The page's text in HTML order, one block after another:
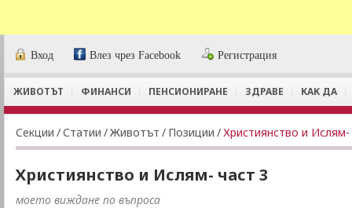
Вход Влез чрез Facebook Регистрация
ЖИВОТЪТ ФИНАНСИ ПЕНСИОНИРАНЕ ЗДРАВЕ КАК ДА
Секции /Статии /Животът / Позиции /Християнство и Ислям-
Християнство и Ислям- част 3
моето виждане по въпроса